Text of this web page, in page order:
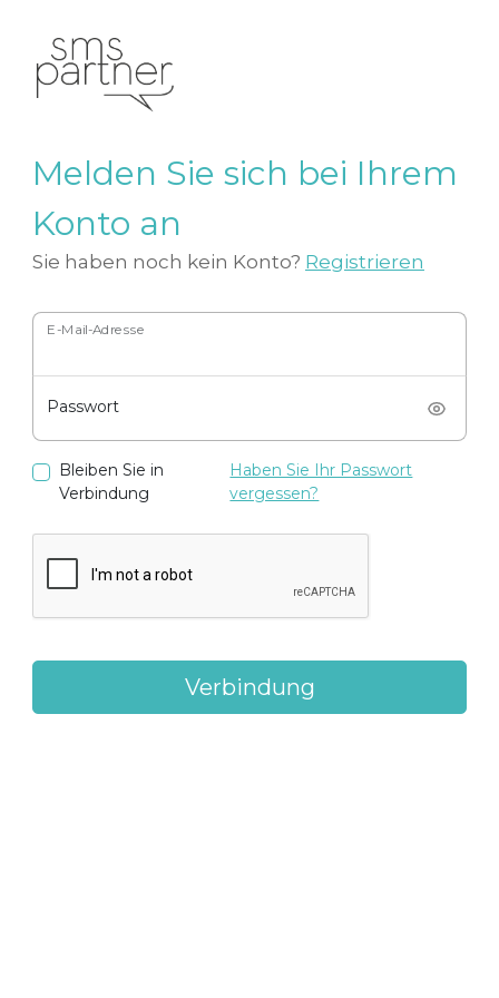
Melden Sie sich bei Ihrem
Konto an
Sie haben noch kein Konto? Registrieren
E-Mail-Adresse
Passwort
Bleiben Sie in
Verbindung
Haben Sie Ihr Passwort
vergessen?
Verbindung